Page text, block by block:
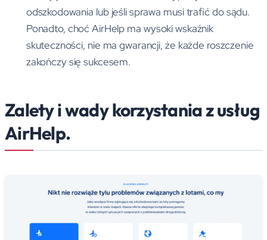
odszkodowania lub jeśli sprawa musi trafić do sądu.
Ponadto, choć AirHelp ma wysoki wskaźnik
skuteczności, nie ma gwarancji, że każde roszczenie
zakończy się sukcesem.
Zalety i wady korzystania z usług
AirHelp.